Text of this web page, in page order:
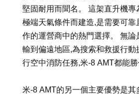
堅固耐用而聞名。 這架直升機專
極端天氣條件而建造,是需要可靠
作的運營商中的熱門選擇。 無論
輸到偏遠地區,為搜索和救援行動
行空中消防任務,米-8 AMT都能勝
米-8 AMT的另一個主要優勢是其